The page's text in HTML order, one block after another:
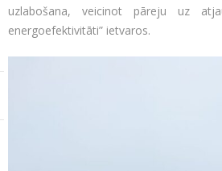
uzlabošana, veicinot pāreju uz
energoefektivitāti” ietvaros.